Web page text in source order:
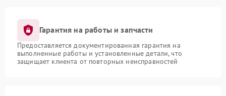
Гарантия на работы и запчасти
Предоставляется документированная гарантия на
выполненные работы и установленные детали, что
защищает клиента от повторных неисправностей